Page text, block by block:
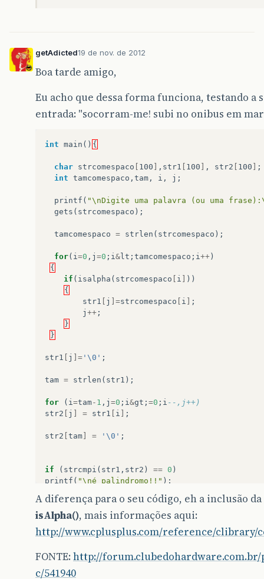
getAdicted19 de nov. de 2012
Boa tarde amigo,
Eu acho que dessa forma funciona, testando a
entrada: "socorram-me! subi no onibus em
int main () {
char strcomespaco 100 , str1 100 , str2 100
;
int tamcomespaco , tam , i , j ;
printf ( "\nDigite uma palavra (ou uma
gets ( strcomespaco );
tamcomespaco = strlen ( strcomespaco );
for( i =0 , j =0 ; i & lt ; tamcomespaco ; i ++ )
{
if ( isalpha ( strcomespaco i
))
{
str1
j ]=strcomespaco i
;
j ++ ;
}
}
str1 j ]= '\0' ;
tam = strlen ( str1 );
for ( i =tam- 1 , j =0 ; i &gt ; =0 ; i --,j++)
str2
j = str1 i ;
str2 tam = '\0' ;
if ( strcmpi ( str1 , str2 ) == 0 )
printf ( "\né palindromo!!" );
printf("\nNao é palindromo!!" );
"PAUSE"
}
A diferença para o seu código, eh a inclusão
isAlpha(), mais informações aqui:
http://www.cplusplus.com/reference/clibrary/
FONTE: http://
c/541940